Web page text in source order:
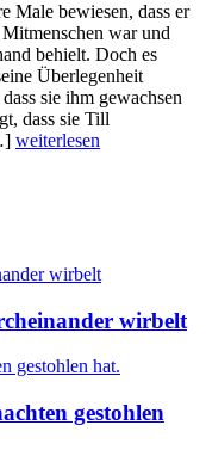
Male bewiesen, dass er
war und
behielt. Doch es
Überlegenheit
sie ihm gewachsen
dass sie Till
weiterlesen
wirbelt
gestohlen